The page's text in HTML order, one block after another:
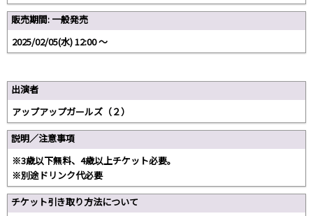
販売期間: 一般発売
2025/02/05(水) 12:00 〜
出演者
アップアップガールズ（２）
説明／注意事項
※3歳以下無料、4歳以上チケット必要。
※別途ドリンク代必要
チケット引き取り方法について